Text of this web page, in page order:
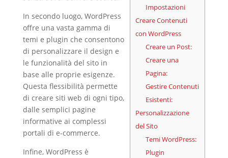
Impostazioni
Creare Contenuti
con WordPress
Creare un Post:
Creare una
Pagina:
Gestire Contenuti
Esistenti:
Personalizzazione
del Sito
Temi WordPress:
Plugin
In secondo luogo, WordPress
offre una vasta gamma di
temi e plugin che consentono
di personalizzare il design e
le funzionalità del sito in
base alle proprie esigenze.
Questa flessibilità permette
di creare siti web di ogni tipo,
dalle semplici pagine
informative ai complessi
portali di e-commerce.
Infine, WordPress è